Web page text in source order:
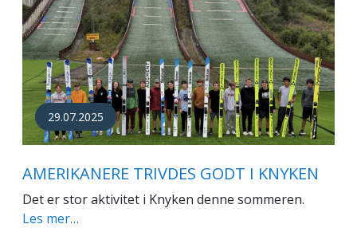
29.07.2025
AMERIKANERE TRIVDES GODT I KNYKEN
Det er stor aktivitet i Knyken denne sommeren.
Les mer…